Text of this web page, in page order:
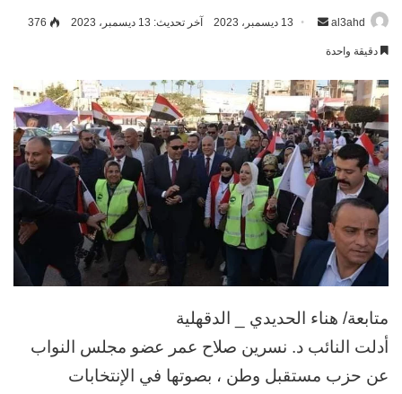
al3ahd
أرسل 13 ديسمبر، 2023 آخر تحديث: 13 ديسمبر، 2023 376
دقيقة واحدة
متابعة/ هناء الحديدي _ الدقهلية
أدلت النائب د. نسرين صلاح عمر عضو مجلس النواب
عن حزب مستقبل وطن ، بصوتها في الإنتخابات